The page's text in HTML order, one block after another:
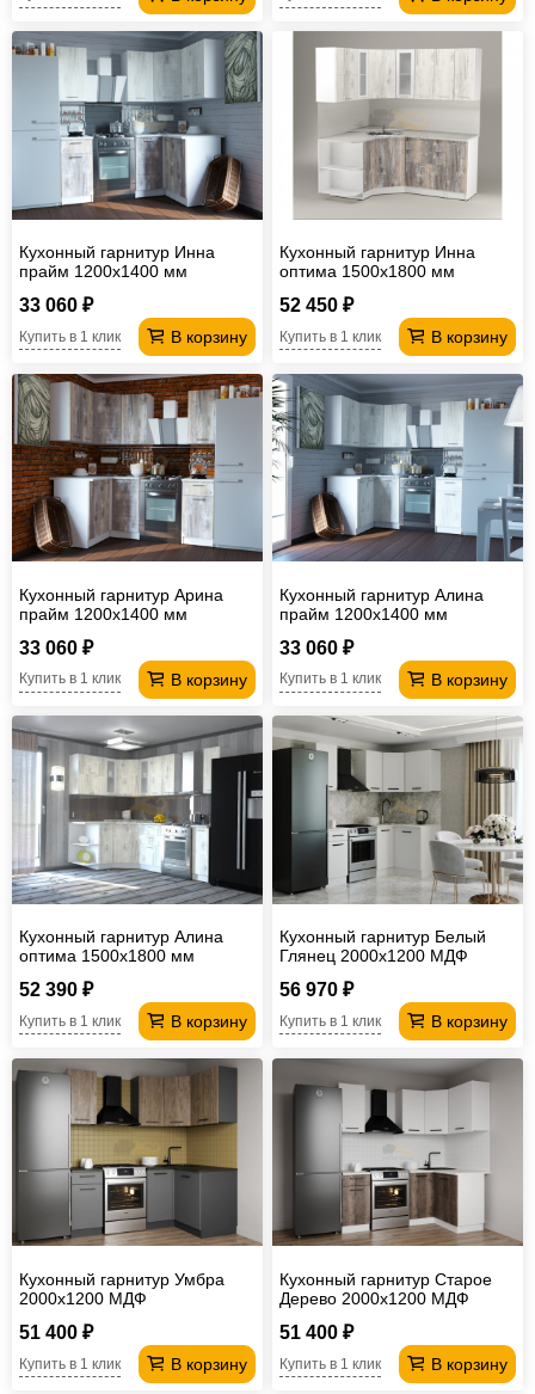
Кухонный гарнитур Инна
прайм 1200х1400 мм
33 060 ₽
В корзину
Купить в 1 клик
Кухонный гарнитур Инна
оптима 1500х1800 мм
52 450 ₽
В корзину
Купить в 1 клик
Кухонный гарнитур Арина
прайм 1200х1400 мм
33 060 ₽
В корзину
Купить в 1 клик
Кухонный гарнитур Алина
прайм 1200х1400 мм
33 060 ₽
В корзину
Купить в 1 клик
Кухонный гарнитур Алина
оптима 1500х1800 мм
52 390 ₽
В корзину
Купить в 1 клик
Кухонный гарнитур Белый
Глянец 2000х1200 МДФ
56 970 ₽
В корзину
Купить в 1 клик
Кухонный гарнитур Умбра
2000х1200 МДФ
51 400 ₽
В корзину
Купить в 1 клик
Кухонный гарнитур Старое
Дерево 2000х1200 МДФ
51 400 ₽
В корзину
Купить в 1 клик